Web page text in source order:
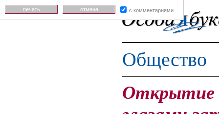
Общество
Открытие
печать отмена с комментариями